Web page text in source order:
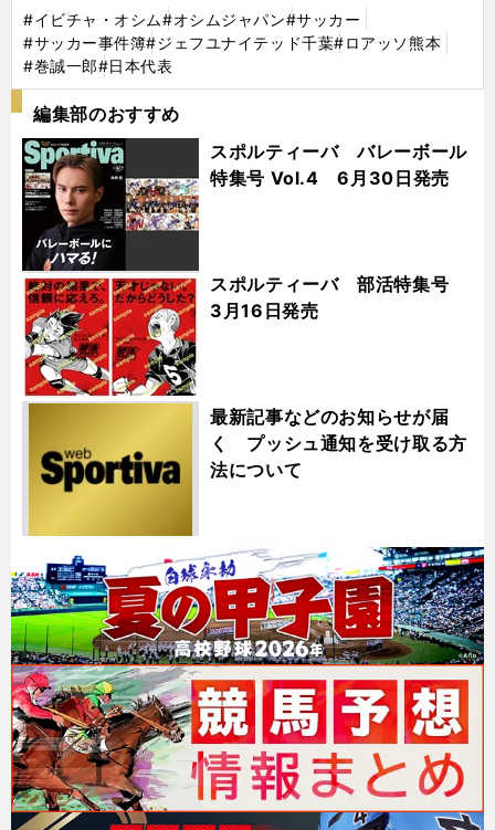
#イビチャ・オシム#オシムジャパン#サッカー
#サッカー事件簿#ジェフユナイテッド千葉#ロアッソ熊本
#巻誠一郎#日本代表
編集部のおすすめ
スポルティーバ バレーボール
特集号 Vol.4 6月30日発売
スポルティーバ 部活特集号
3月16日発売
最新記事などのお知らせが届
く プッシュ通知を受け取る方
法について